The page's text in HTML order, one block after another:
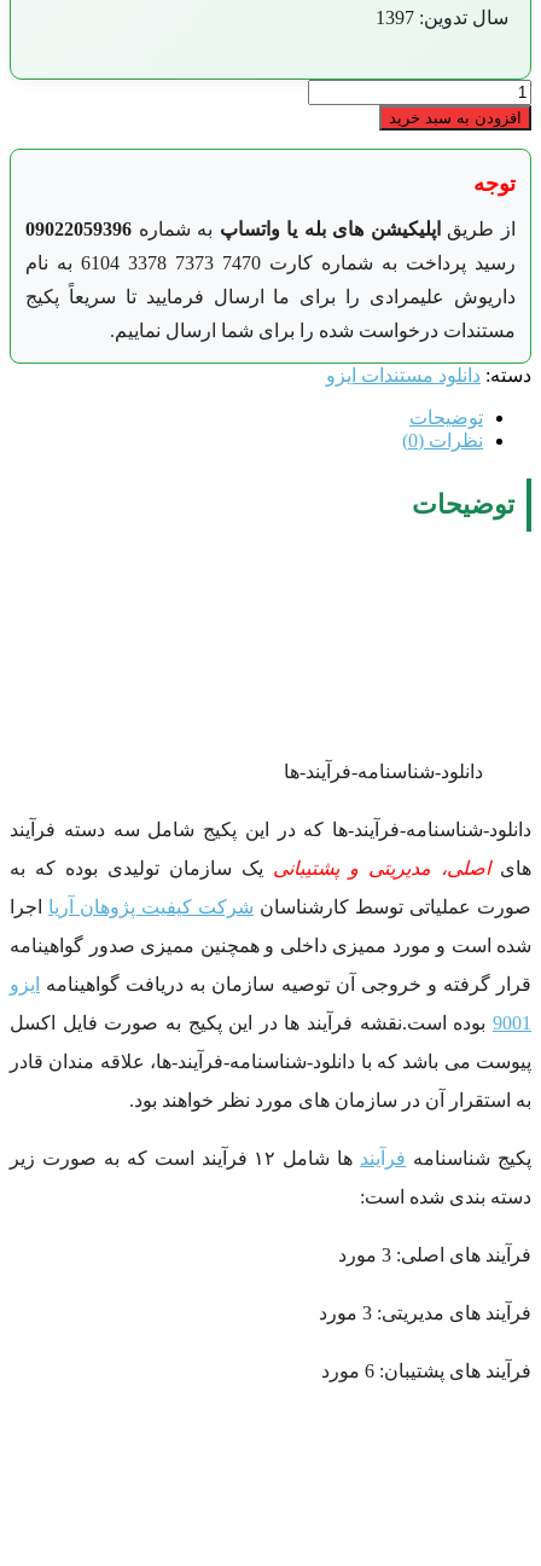
سال تدوین: 1397
دانلود-
شناسنامه-
فرآیند-
ها
عدد
افزودن به سبد خرید
توجه
از طریق اپلیکیشن های بله یا واتساپ به شماره 09022059396
رسید پرداخت به شماره کارت 7470 7373 3378 6104 به نام
داریوش علیمرادی را برای ما ارسال فرمایید تا سریعاً پکیج
مستندات درخواست شده را برای شما ارسال نماییم.
دسته: دانلود مستندات ایزو
توضیحات
نظرات (0)
توضیحات
دانلود-شناسنامه-فرآیند-ها
دانلود-شناسنامه-فرآیند-ها که در این پکیج شامل سه دسته فرآیند
هایاصلی، مدیریتی و پشتیبانی یک سازمان تولیدی بوده که به
صورت عملیاتی توسط کارشناسان شرکت کیفیت پژوهان آریا اجرا
شده است و مورد ممیزی داخلی و همچنین ممیزی صدور گواهینامه
قرار گرفته و خروجی آن توصیه سازمان به دریافت گواهینامه
ایزو
9001 بوده است.نقشه فرآیند ها در این پکیج به صورت فایل اکسل
پیوست می باشد که با دانلود-شناسنامه-فرآیند-ها، علاقه مندان قادر
به استقرار آن در سازمان های مورد نظر خواهند بود.
پکیج شناسنامه فرآیند
ها شامل ۱۲ فرآیند است که به صورت زیر
دسته بندی شده است:
فرآیند های اصلی: 3 مورد
فرآیند های مدیریتی: 3 مورد
فرآیند های پشتیبان: 6 مورد